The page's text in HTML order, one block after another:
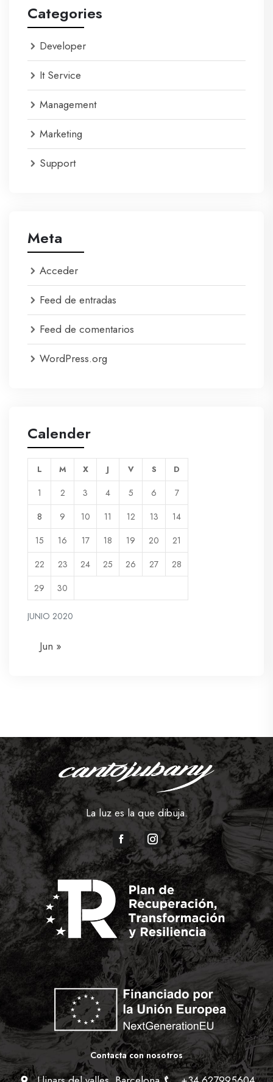
Categories
Developer
It Service
Management
Marketing
Support
Meta
Acceder
Feed de entradas
Feed de comentarios
WordPress.org
Calender
JUNIO 2020
L M X J V S D
1 2 3 4 5 6
7
8
9 10 11 12 13
14
15
16 17 18 19 20
21
22
23 24 25 26 27
28
29
30
Jun »
La luz es la que dibuja.
Contacta con nosotros